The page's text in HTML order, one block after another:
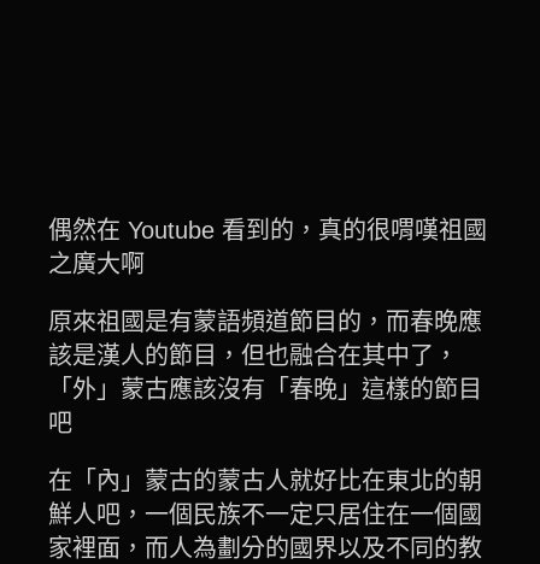
偶然在 Youtube 看到的，真的很喟嘆祖國
之廣大啊
原來祖國是有蒙語頻道節目的，而春晚應
該是漢人的節目，但也融合在其中了，
「外」蒙古應該沒有「春晚」這樣的節目
吧
在「內」蒙古的蒙古人就好比在東北的朝
鮮人吧，一個民族不一定只居住在一個國
家裡面，而人為劃分的國界以及不同的教